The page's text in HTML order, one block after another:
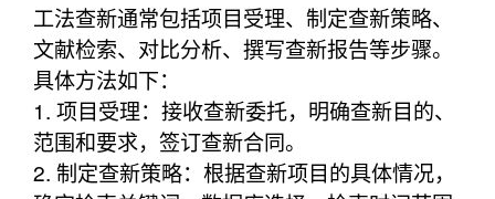
工法查新通常包括项目受理、制定查新策略、
文献检索、对比分析、撰写查新报告等步骤。
具体方法如下：
1. 项目受理：接收查新委托，明确查新目的、
范围和要求，签订查新合同。
2. 制定查新策略：根据查新项目的具体情况，